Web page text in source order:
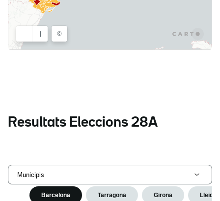
Resultats Eleccions 28A
Municipis
Barcelona Tarragona Girona Lleida